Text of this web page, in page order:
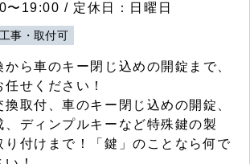
〜19:00 / 定休日：日曜日
工事・取付可
ら車のキー閉じ込めの開錠まで、
せください！
換取付、車のキー閉じ込めの開錠、
、ディンプルキーなど特殊鍵の製
り付けまで！「鍵」のことなら何で